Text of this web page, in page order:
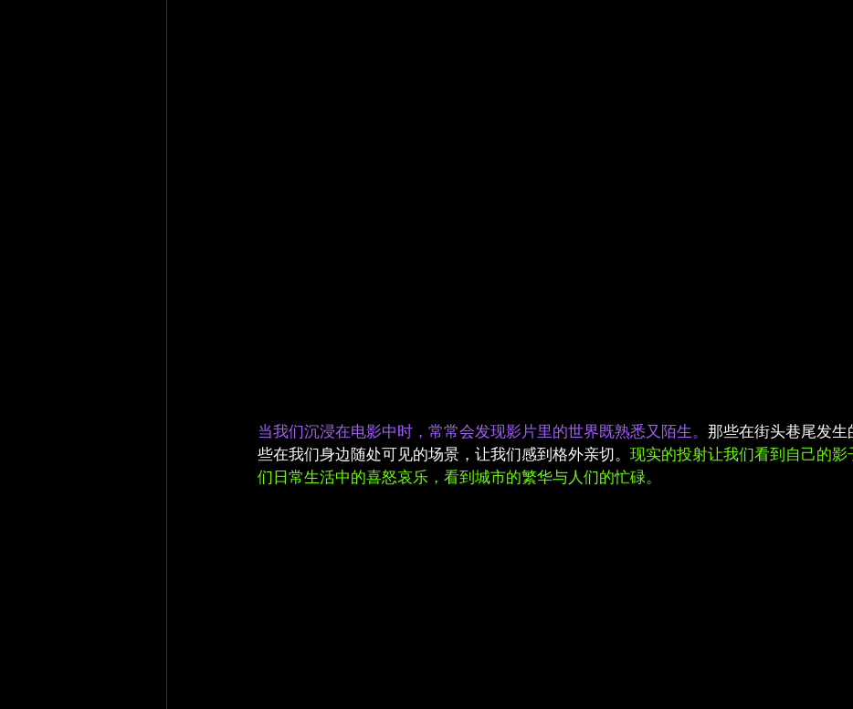
当我们沉浸在电影中时，常常会发现影片里的世界既熟悉又陌生。 那些在街头巷尾发生
些在我们身边随处可见的场景，让我们感到格外亲切。 现实的投射让我们看到自己的影
们日常生活中的喜怒哀乐，看到城市的繁华与人们的忙碌。